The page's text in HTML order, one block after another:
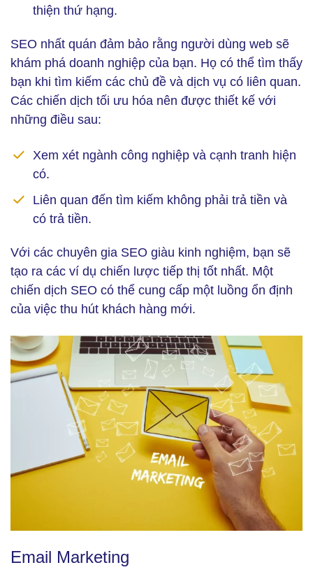
thiện thứ hạng.
SEO nhất quán đảm bảo rằng người dùng web sẽ
khám phá doanh nghiệp của bạn. Họ có thể tìm thấy
bạn khi tìm kiếm các chủ đề và dịch vụ có liên quan.
Các chiến dịch tối ưu hóa nên được thiết kế với
những điều sau:
Xem xét ngành công nghiệp và cạnh tranh hiện
có.
Liên quan đến tìm kiếm không phải trả tiền và
có trả tiền.
Với các chuyên gia SEO giàu kinh nghiệm, bạn sẽ
tạo ra các ví dụ chiến lược tiếp thị tốt nhất. Một
chiến dịch SEO có thể cung cấp một luồng ổn định
của việc thu hút khách hàng mới.
Email Marketing